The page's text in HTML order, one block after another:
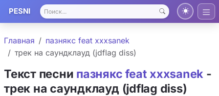
PESNI
Главная
пазнякс feat xxxsanek
трек на саундклауд (jdflag diss)
Текст песни пазнякс feat xxxsanek -
трек на саундклауд (jdflag diss)